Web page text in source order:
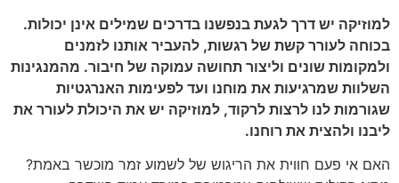
למוזיקה יש דרך לגעת בנפשנו בדרכים שמילים אינן יכולות.
בכוחה לעורר קשת של רגשות, להעביר אותנו לזמנים
ולמקומות שונים וליצור תחושה עמוקה של חיבור. מהמנגינות
השלוות שמרגיעות את מוחנו ועד לפעימות האנרגטיות
שגורמות לנו לרצות לרקוד, למוזיקה יש את היכולת לעורר את
ליבנו ולהצית את רוחנו.
האם אי פעם חווית את הריגוש של לשמוע זמר מוכשר באמת?